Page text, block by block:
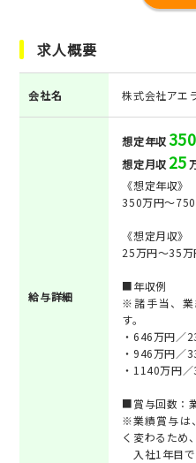
求人概要
会社名 株式会社アエ
給与詳細
想定年収350
想定月収 25
《想定年収》
350万円～
《想定月収》
25万円～35万
■年収例
※諸手当、業
す。
・646万円／
・946万円／
・1140万円
■賞与回数：
※業績賞与は
く変わるため、
入社1年目で